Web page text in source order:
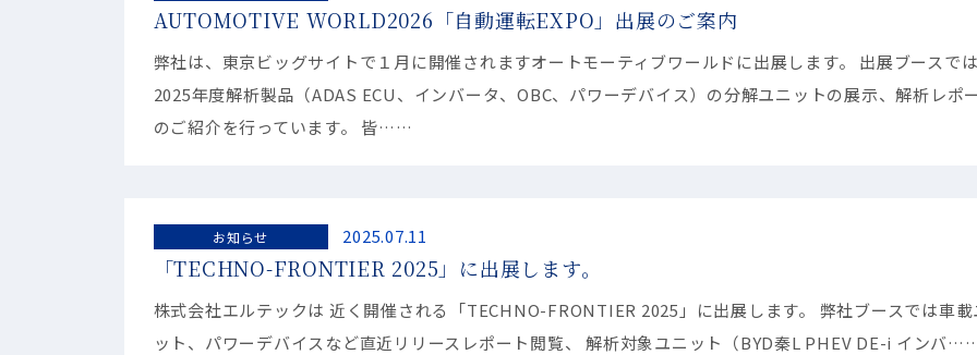
AUTOMOTIVE WORLD2026「自動運転EXPO」出展のご案内
弊社は、東京ビッグサイトで１月に開催されますオートモーティブワールドに出展します。 出展ブースでは
2025年度解析製品（ADAS ECU、インバータ、OBC、パワーデバイス）の分解ユニットの展示、解析レポ
のご紹介を行っています。 皆……
お知らせ 2025.07.11
「TECHNO-FRONTIER 2025」に出展します。
株式会社エルテックは 近く開催される「TECHNO-FRONTIER 2025」に出展します。 弊社ブースでは車載
ット、パワーデバイスなど直近リリースレポート閲覧、 解析対象ユニット（BYD秦L PHEV DE-i インバ